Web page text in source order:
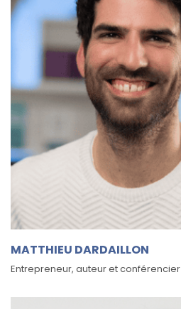
MATTHIEU DARDAILLON
Entrepreneur, auteur et conférencier